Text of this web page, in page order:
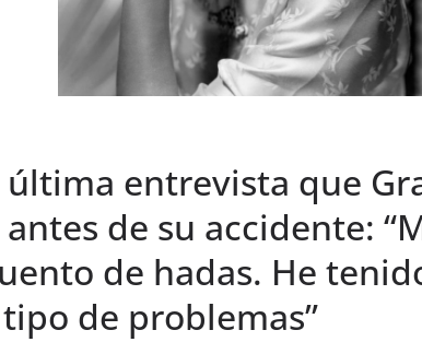
entrevista que
de su accidente:
de hadas. He
de problemas”